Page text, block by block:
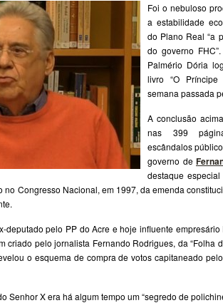
Foi o nebuloso
a estabilidade
do Plano Real “a
do governo
Palmério Dória
livro “O
semana passada
A conclusão
nas 399
escândalos
governo de
destaque
no Congresso Nacional, em 1997, da emenda
deputado pelo PP do Acre e hoje influente
criado pelo jornalista Fernando Rodrigues, da “Folha
o esquema de compra de votos capitaneado
Senhor X era há algum tempo um “segredo de